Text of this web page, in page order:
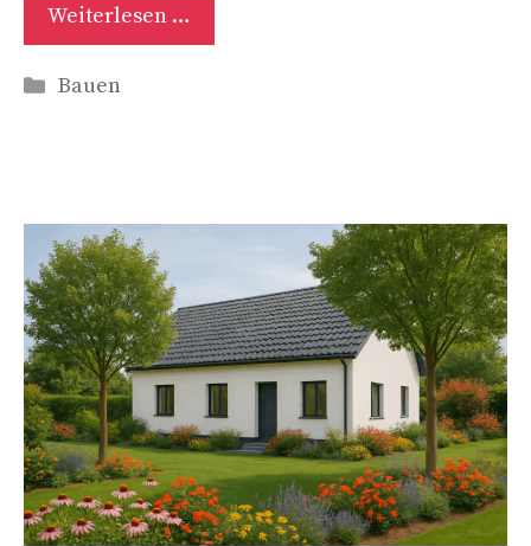
Weiterlesen …
Kategorien
Bauen